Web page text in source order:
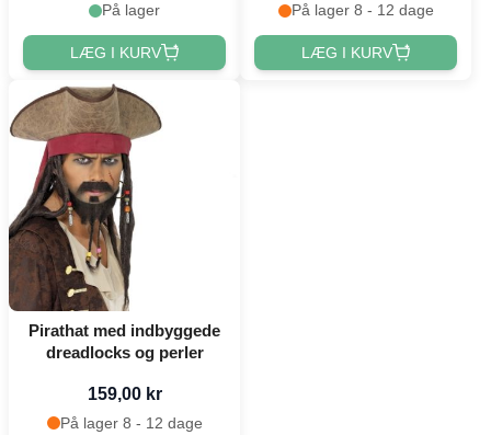
På lager
LÆG I KURV
På lager 8 - 12 dage
LÆG I KURV
Pirathat med indbyggede
dreadlocks og perler
159,00 kr
På lager 8 - 12 dage